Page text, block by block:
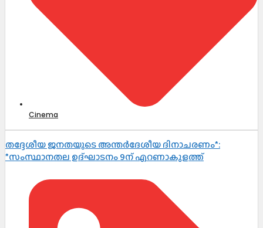
Cinema
തദ്ദേശീയ ജനതയുടെ അന്തർദേശീയ ദിനാചരണം*:
*സംസ്ഥാനതല ഉദ്ഘാടനം 9ന് എറണാകുളത്ത്